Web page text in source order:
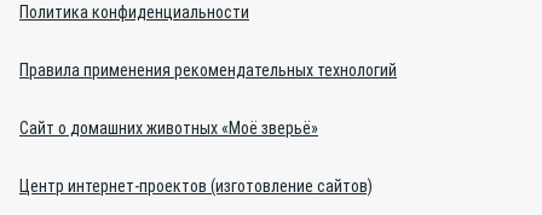
Политика конфиденциальности
Правила применения рекомендательных технологий
Сайт о домашних животных «Моё зверьё»
Центр интернет-проектов (изготовление сайтов)